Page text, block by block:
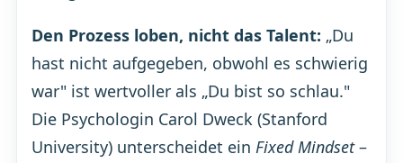
Den Prozess loben, nicht das Talent: „Du
hast nicht aufgegeben, obwohl es schwierig
war" ist wertvoller als „Du bist so schlau."
Die Psychologin Carol Dweck (Stanford
University) unterscheidet ein Fixed Mindset–